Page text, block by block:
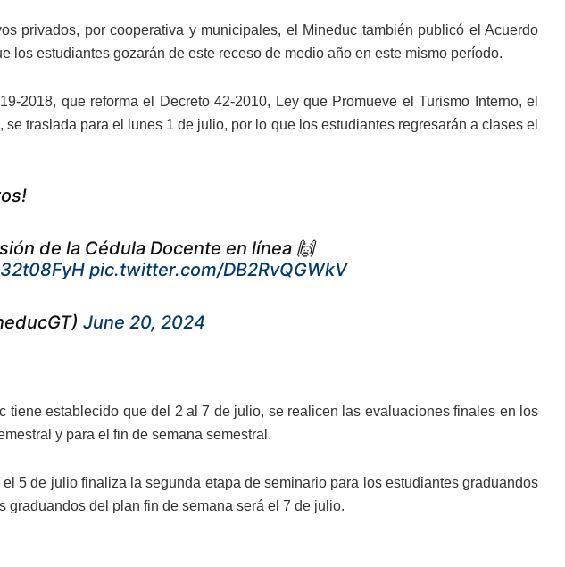
privados, por cooperativa y municipales, el Mineduc también publicó el Acuerdo
los estudiantes gozarán de este receso de medio año en este mismo período.
2018, que reforma el Decreto 42-2010, Ley que Promueve el Turismo Interno, el
traslada para el lunes 1 de julio, por lo que los estudiantes regresarán a clases el
de la Cédula Docente en línea 🙌
pic.twitter.com/DB2RvQGWkV
June 20, 2024
tiene establecido que del 2 al 7 de julio, se realicen las evaluaciones finales en los
y para el fin de semana semestral.
5 de julio finaliza la segunda etapa de seminario para los estudiantes graduandos
del plan fin de semana será el 7 de julio.